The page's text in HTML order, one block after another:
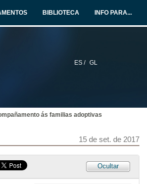
BIBLIOTECA INFO PARA...
ES / GL
ás familias adoptivas
15 de set. de 2017
Ocultar
15 de set. de 2017
II Congreso de Estudos Internacionais de Galicia
Intervención de Dª Amparo González Méndez